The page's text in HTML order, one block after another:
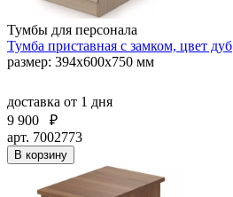
Тумбы для персонала
Тумба приставная с замком, цвет дуб
размер: 394х600х750 мм
доставка от 1 дня
9 900
₽
арт. 7002773
В корзину